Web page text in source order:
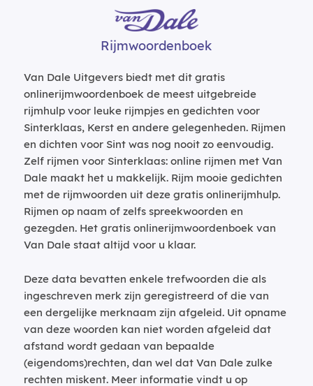
Rijmwoordenboek
Van Dale Uitgevers biedt met dit gratis
onlinerijmwoordenboek de meest uitgebreide
rijmhulp voor leuke rijmpjes en gedichten voor
Sinterklaas, Kerst en andere gelegenheden. Rijmen
en dichten voor Sint was nog nooit zo eenvoudig.
Zelf rijmen voor Sinterklaas: online rijmen met Van
Dale maakt het u makkelijk. Rijm mooie gedichten
met de rijmwoorden uit deze gratis onlinerijmhulp.
Rijmen op naam of zelfs spreekwoorden en
gezegden. Het gratis onlinerijmwoordenboek van
Van Dale staat altijd voor u klaar.
Deze data bevatten enkele trefwoorden die als
ingeschreven merk zijn geregistreerd of die van
een dergelijke merknaam zijn afgeleid. Uit opname
van deze woorden kan niet worden afgeleid dat
afstand wordt gedaan van bepaalde
(eigendoms)rechten, dan wel dat Van Dale zulke
rechten miskent. Meer informatie vindt u op